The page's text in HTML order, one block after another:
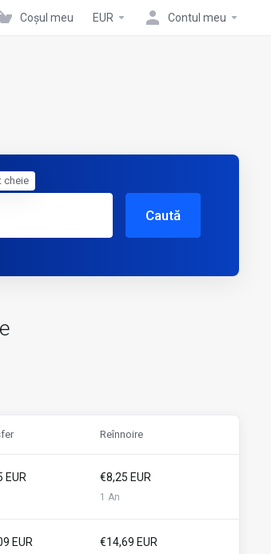
Coșul meu EUR Contul meu
Caută
Reînnoire
EUR €8,25 EUR
1 An
EUR €14,69 EUR
cheie